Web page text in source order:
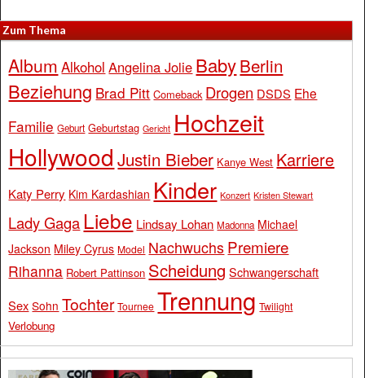
Zum Thema
Album Alkohol Angelina Jolie BabyBerlin
Beziehung Brad Pitt Comeback Drogen DSDS Ehe
Familie Geburt Geburtstag Gericht Hochzeit
Hollywood Justin Bieber Kanye West Karriere
Katy Perry Kim Kardashian Kinder Konzert Kristen Stewart
Lady Gaga Liebe Lindsay Lohan Madonna Michael
Jackson Miley Cyrus Model Nachwuchs Premiere
Rihanna Robert Pattinson Scheidung Schwangerschaft
Sex Sohn Tochter Tournee Trennung Twilight
Verlobung